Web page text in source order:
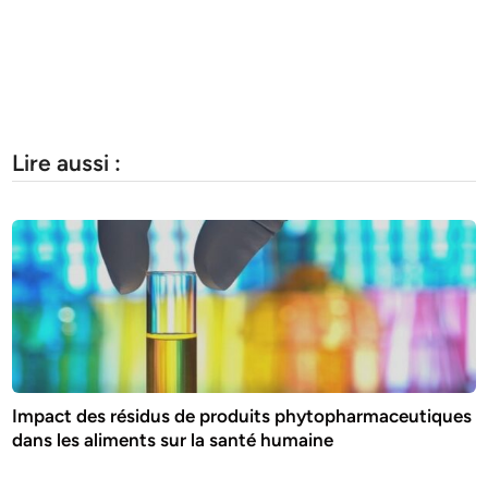
Lire aussi :
Impact des résidus de produits phytopharmaceutiques
dans les aliments sur la santé humaine